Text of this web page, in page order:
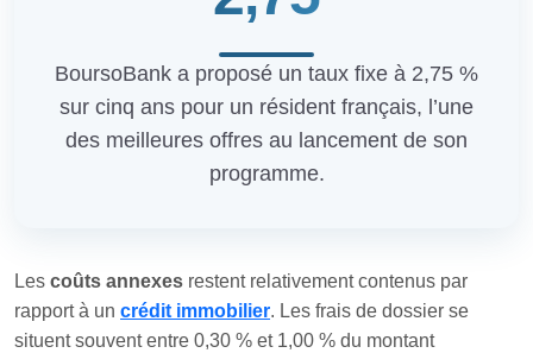
BoursoBank a proposé un taux fixe à 2,75 %
sur cinq ans pour un résident français, l’une
des meilleures offres au lancement de son
programme.
Les coûts annexes restent relativement contenus par
rapport à un crédit immobilier. Les frais de dossier se
situent souvent entre 0,30 % et 1,00 % du montant